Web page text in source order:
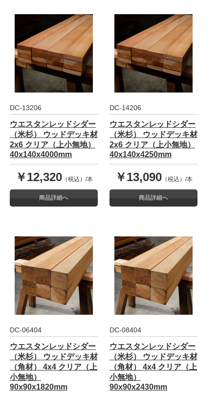
DC-13206
ウエスタンレッドシダー
（米杉） ウッドデッキ材
2x6 クリア（上小無地）
40x140x4000mm
￥12,320（税込）/本
商品詳細へ
DC-14206
ウエスタンレッドシダー
（米杉） ウッドデッキ材
2x6 クリア（上小無地）
40x140x4250mm
￥13,090（税込）/本
商品詳細へ
DC-06404
ウエスタンレッドシダー
（米杉） ウッドデッキ材
（角材） 4x4 クリア（上
小無地）
90x90x1820mm
DC-08404
ウエスタンレッドシダー
（米杉） ウッドデッキ材
（角材） 4x4 クリア（上
小無地）
90x90x2430mm